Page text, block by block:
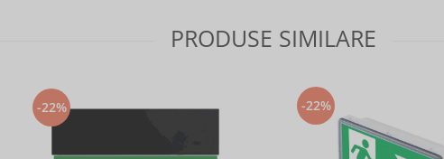
PRODUSE SIMILARE
-22% -22%